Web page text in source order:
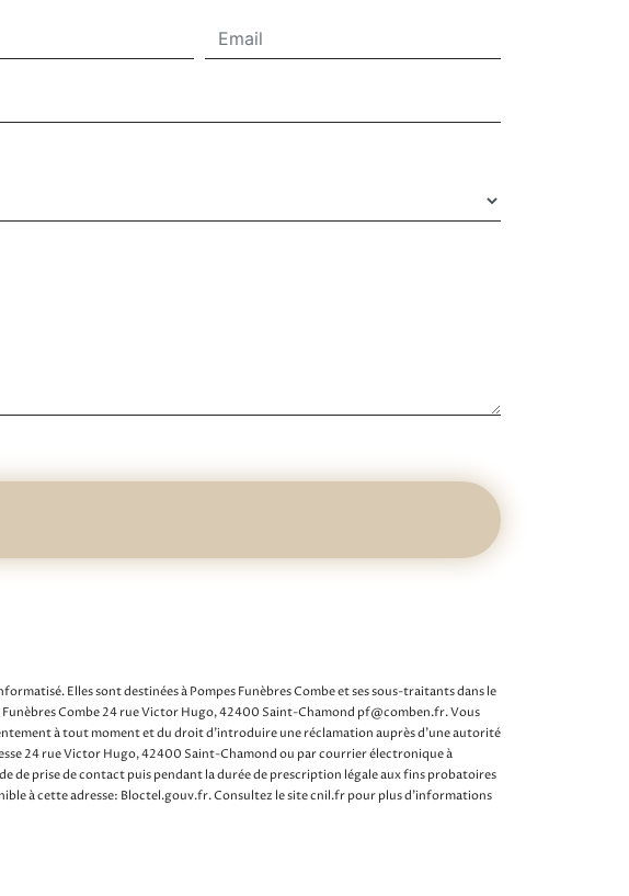
Elles sont destinées à Pompes Funèbres Combe et ses sous-traitants dans le
Funèbres Combe 24 rue Victor Hugo, 42400 Saint-Chamond pf@comben.fr. Vous
à tout moment et du droit d’introduire une réclamation auprès d’une autorité
24 rue Victor Hugo, 42400 Saint-Chamond ou par courrier électronique à
de prise de contact puis pendant la durée de prescription légale aux fins probatoires
à cette adresse:
Bloctel.gouv.fr. Consultez le site cnil.fr pour plus d’informations